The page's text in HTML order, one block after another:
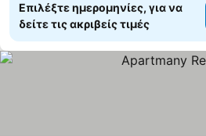
Επιλέξτε ημερομηνίες, για να
δείτε τις ακριβείς τιμές